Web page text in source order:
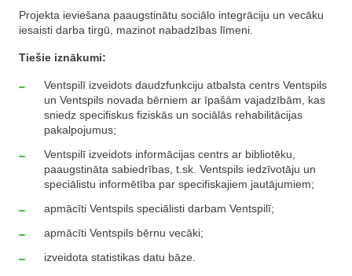
Projekta ieviešana paaugstinātu sociālo integrāciju un vecāku
iesaisti darba tirgū, mazinot nabadzības līmeni.
Tiešie iznākumi:
Ventspilī izveidots daudzfunkciju atbalsta centrs Ventspils
un Ventspils novada bērniem ar īpašām vajadzībām, kas
sniedz specifiskus fiziskās un sociālās rehabilitācijas
pakalpojumus;
Ventspilī izveidots informācijas centrs ar bibliotēku,
paaugstināta sabiedrības, t.sk. Ventspils iedzīvotāju un
speciālistu informētība par specifiskajiem jautājumiem;
apmācīti Ventspils speciālisti darbam Ventspilī;
apmācīti Ventspils bērnu vecāki;
izveidota statistikas datu bāze.